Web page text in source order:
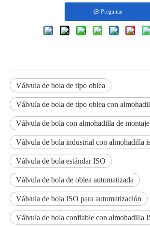
Preguntar
Válvula de bola de tipo oblea
Válvula de bola de tipo oblea con
Válvula de bola con almohadilla de
Válvula de bola industrial con almohadilla
Válvula de bola estándar ISO
Válvula de bola de oblea automatizada
Válvula de bola ISO para automatización
Válvula de bola confiable con almohadilla